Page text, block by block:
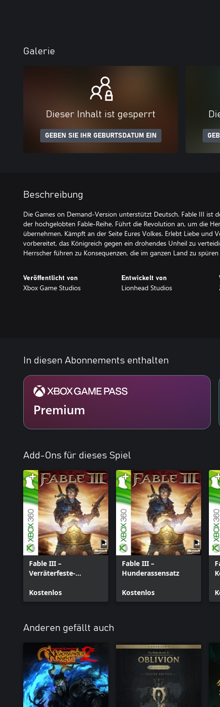
Galerie
Dieser Inhalt ist gesperrt
GEBEN SIE IHR GEBURTSDATUM EIN
Beschreibung
Die Games on Demand-Version unterstützt Deutsch. Fable III ist
der hochgelobten Fable-Reihe. Führt die Revolution an, um die
übernehmen. Kämpft an der Seite Eures Volkes. Erlebt Liebe und
vorbereitet, das Königreich gegen ein drohendes Unheil zu
Herrscher führen zu Konsequenzen, die im ganzen Land zu
Veröffentlicht von
Xbox Game Studios
Entwickelt von
Lionhead Studios
In diesen Abonnements enthalten
Premium
Add-Ons für dieses Spiel
Fable III –
Verräterfeste-
Kostenlos
Fable III –
Hunderassensatz
Kostenlos
Anderen gefällt auch